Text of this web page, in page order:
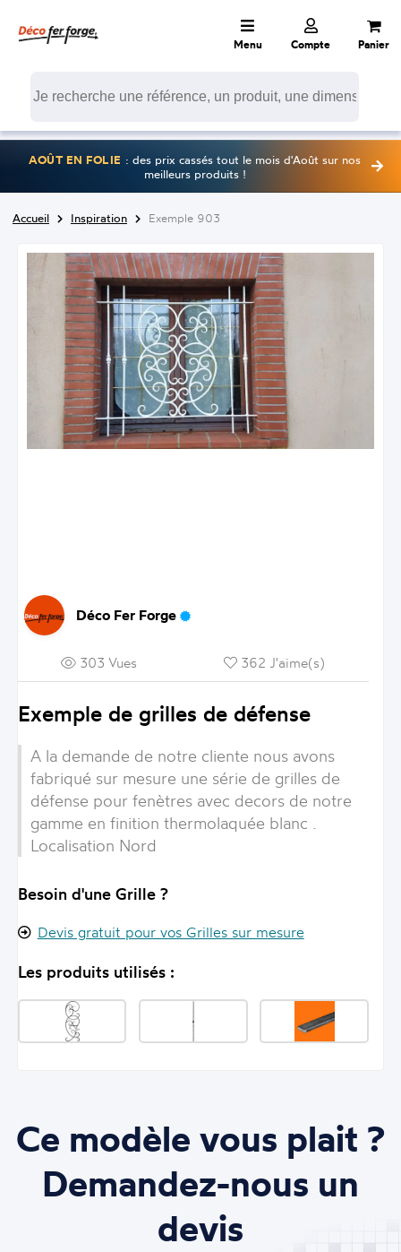
Menu Compte Panier
AOÛT EN FOLIE : des prix cassés tout le mois d'Août sur nos
meilleurs produits !
Accueil Inspiration Exemple 903
Déco Fer Forge
303 Vues 362 J'aime(s)
Exemple de grilles de défense
A la demande de notre cliente nous avons
fabriqué sur mesure une série de grilles de
défense pour fenètres avec decors de notre
gamme en finition thermolaquée blanc .
Localisation Nord
Besoin d'une Grille ?
Devis gratuit pour vos Grilles sur mesure
Les produits utilisés :
Ce modèle vous plait ?
Demandez-nous un
devis